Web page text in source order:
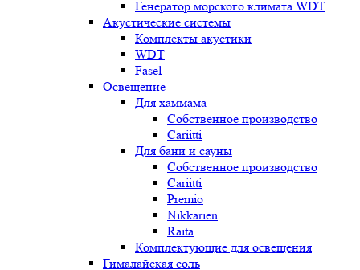
Генератор морского климата WDT
Акустические системы
Комплекты акустики
WDT
Fasel
Освещение
Для хаммама
Собственное производство
Cariitti
Для бани и сауны
Собственное производство
Cariitti
Premio
Nikkarien
Raita
Комплектующие для освещения
Гималайская соль